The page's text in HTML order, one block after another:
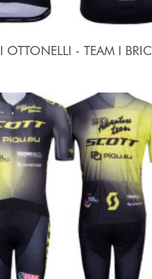
OTTONELLI - TEAM I BRIC